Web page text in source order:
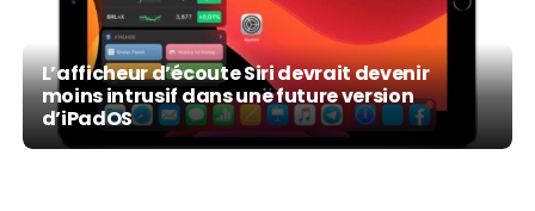
L’afficheur d’écoute Siri devrait devenir
moins intrusif dans une future version
d’iPadOS